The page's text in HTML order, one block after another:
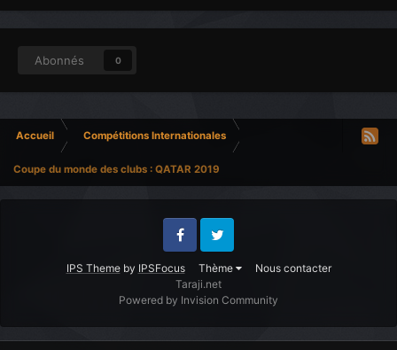
Abonnés 0
Accueil Compétitions Internationales
Coupe du monde des clubs : QATAR 2019
IPS Themeby IPSFocus Thème Nous contacter
FacebookTwitter
Taraji.net
Powered by Invision Community